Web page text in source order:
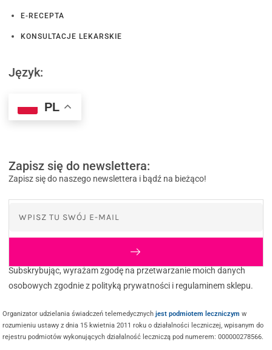
E-RECEPTA
KONSULTACJE LEKARSKIE
Język:
PL
Zapisz się do newslettera:
Zapisz się do naszego newslettera i bądź na bieżąco!
Subskrybując, wyrażam zgodę na przetwarzanie moich danych
osobowych zgodnie z polityką prywatności i regulaminem sklepu.
Organizator udzielania świadczeń telemedycznychjest podmiotem leczniczym w
rozumieniu ustawy z dnia 15 kwietnia 2011 roku o działalności leczniczej, wpisanym do
rejestru podmiotów wykonujących działalność leczniczą pod numerem: 000000278566.